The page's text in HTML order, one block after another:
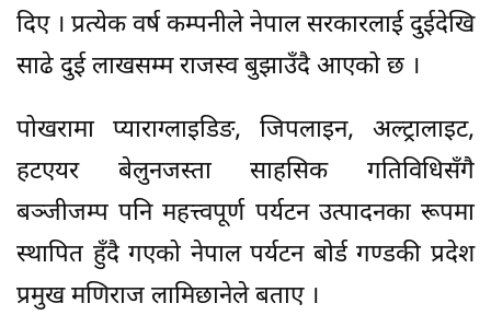
दिए । प्रत्येक वर्ष कम्पनीले नेपाल सरकारलाई दुईदेखि
साढे दुई लाखसम्म राजस्व बुझाउँदै आएको छ ।
पोखरामा प्याराग्लाइडिङ, जिपलाइन, अल्ट्रालाइट,
हटएयर बेलुनजस्ता साहसिक गतिविधिसँगै
बञ्जीजम्प पनि महत्त्वपूर्ण पर्यटन उत्पादनका रूपमा
स्थापित हुँदै गएको नेपाल पर्यटन बोर्ड गण्डकी प्रदेश
प्रमुख मणिराज लामिछानेले बताए ।